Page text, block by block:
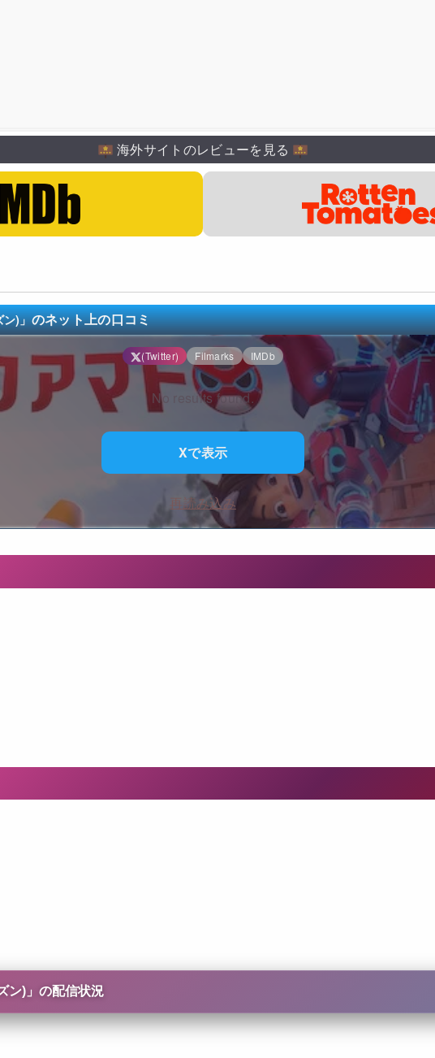
海外サイトのレビューを見る
ン)」のネット上の口コミ
(Twitter) Filmarks IMDb
No results found.
Xで表示
再読み込み
ン)」の配信状況